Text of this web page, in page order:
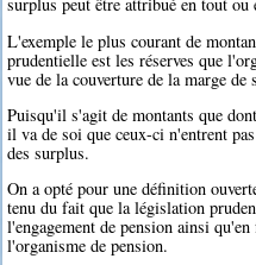
L'exemple le plus courant de
prudentielle est les réserves que
vue de la couverture de la marge de
Puisqu'il s'agit de montants que
il va de soi que ceux-ci n'entrent
des surplus.
On a opté pour une définition
tenu du fait que la législation
l'engagement de pension ainsi
l'organisme de pension.